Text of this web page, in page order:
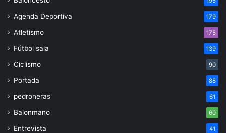
Agenda Deportiva 179
Atletismo 175
Fútbol sala 139
Ciclismo 90
Portada 88
pedroneras 61
Balonmano 60
Entrevista 41